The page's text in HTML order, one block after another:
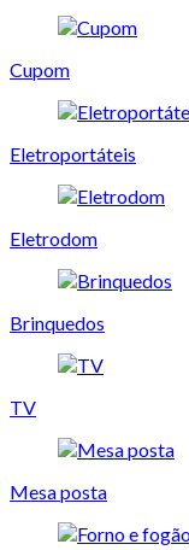
Cupom
Eletroportáteis
Eletrodom
Brinquedos
TV
Mesa posta